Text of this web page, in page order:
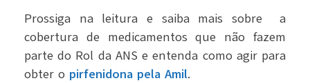
Prossiga na leitura e saiba mais sobre a
cobertura de medicamentos que não fazem
parte do Rol da ANS e entenda como agir para
obter o pirfenidona pela Amil.